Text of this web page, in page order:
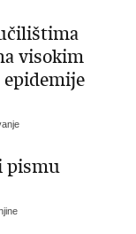
visokim
pismu